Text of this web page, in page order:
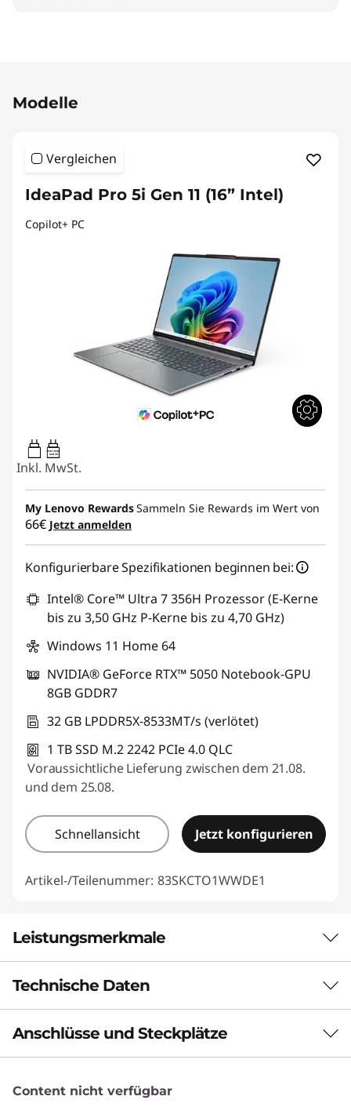
Modelle
Vergleichen
IdeaPad Pro 5i Gen 11 (16” Intel)
Copilot+ PC
65W-100W
USB PD
Inkl. MwSt.
My Lenovo RewardsSammeln Sie Rewards im Wert von
66€ Jetzt anmelden
Konfigurierbare Spezifikationen beginnen bei:
Intel® Core™ Ultra 7 356H Prozessor (E-Kerne
bis zu 3,50 GHz P-Kerne bis zu 4,70 GHz)
Windows 11 Home 64
NVIDIA® GeForce RTX™ 5050 Notebook-GPU
8GB GDDR7
32 GB LPDDR5X-8533MT/s (verlötet)
1 TB SSD M.2 2242 PCIe 4.0 QLC
Voraussichtliche Lieferung zwischen dem 21.08.
und dem 25.08.
Schnellansicht Jetzt konfigurieren
Artikel-/Teilenummer: 83SKCTO1WWDE1
Leistungsmerkmale
PERFORMANCE DER NÄCHSTEN
Leistung trifft auf
Technische Daten
Leistung
Processing Unit, NPU)
Anschlüsse und Steckplätze
Content nicht verfügbar